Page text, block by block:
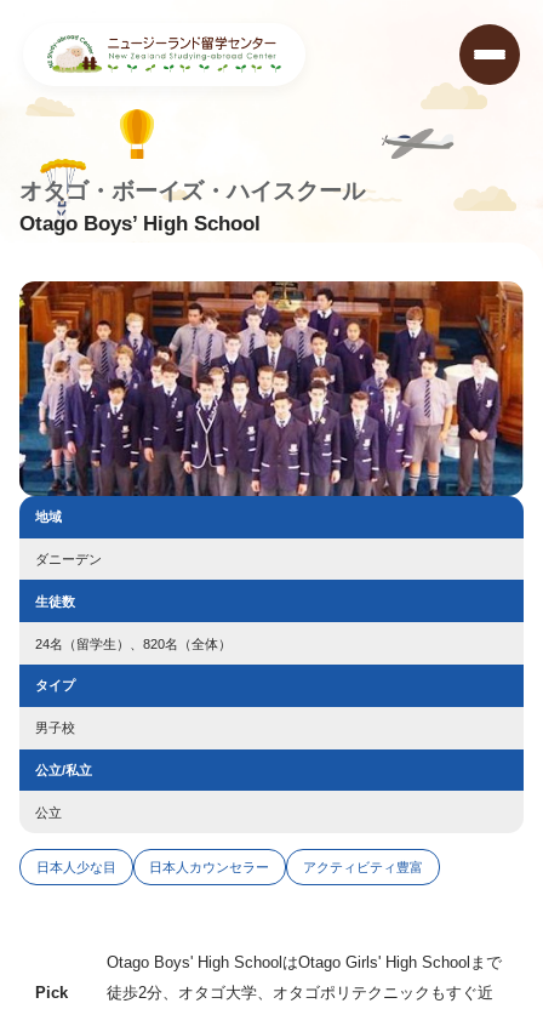
Otago Boys’ High School
オタゴ・ボーイズ・ハイスクール
ニュージーランド留学センター>学校データベース>Otago Boys’ High School
地域
ダニーデン
生徒数
24名（留学生）、820名（全体）
タイプ
男子校
公立/私立
公立
日本人少な目 日本人カウンセラー アクティビティ豊富
Pick
Otago Boys' High SchoolはOtago Girls' High Schoolまで
徒歩2分、オタゴ大学、オタゴポリテクニックもすぐ近